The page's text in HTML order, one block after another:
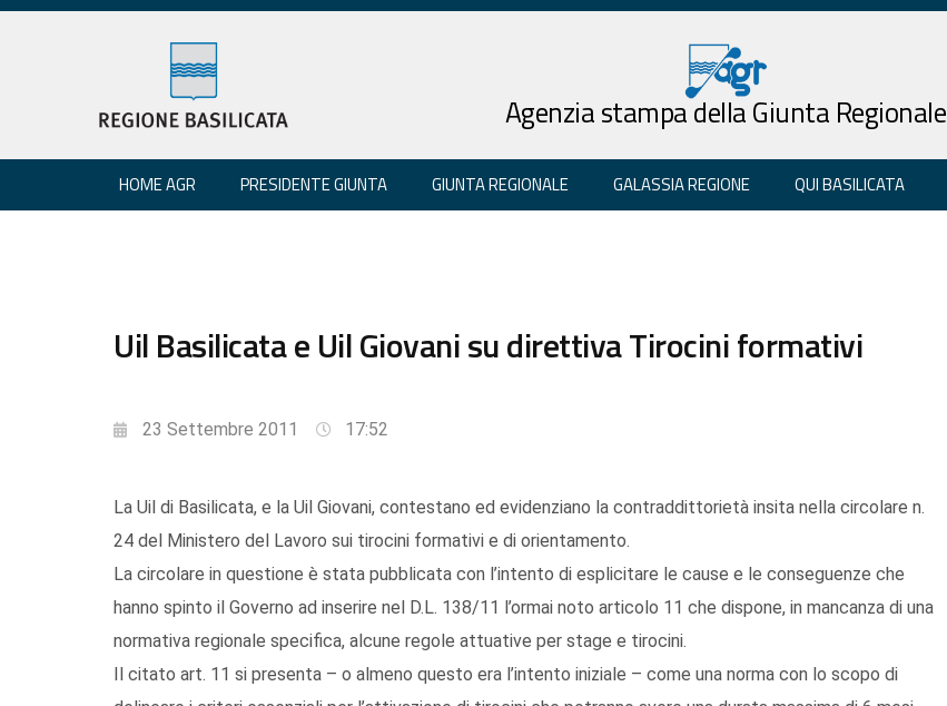
Agenzia stampa della Giunta Regionale
HOME AGR PRESIDENTE GIUNTA GIUNTA REGIONALE GALASSIA REGIONE QUI BASILICATA
Uil Basilicata e Uil Giovani su direttiva Tirocini formativi
23 Settembre 2011 17:52
La Uil di Basilicata, e la Uil Giovani, contestano ed evidenziano la contraddittorietà insita nella circolare n.
24 del Ministero del Lavoro sui tirocini formativi e di orientamento.
La circolare in questione è stata pubblicata con l’intento di esplicitare le cause e le conseguenze che
hanno spinto il Governo ad inserire nel D.L. 138/11 l’ormai noto articolo 11 che dispone, in mancanza di una
normativa regionale specifica, alcune regole attuative per stage e tirocini.
Il citato art. 11 si presenta – o almeno questo era l’intento iniziale – come una norma con lo scopo di